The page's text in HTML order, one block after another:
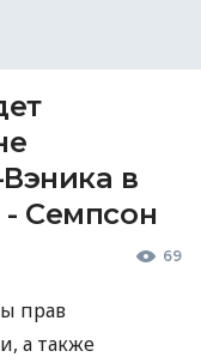
в
Семпсон
69
прав
а также